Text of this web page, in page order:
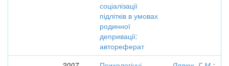
соціалізації
підлітків в умовах
родинної
депривації:
автореферат